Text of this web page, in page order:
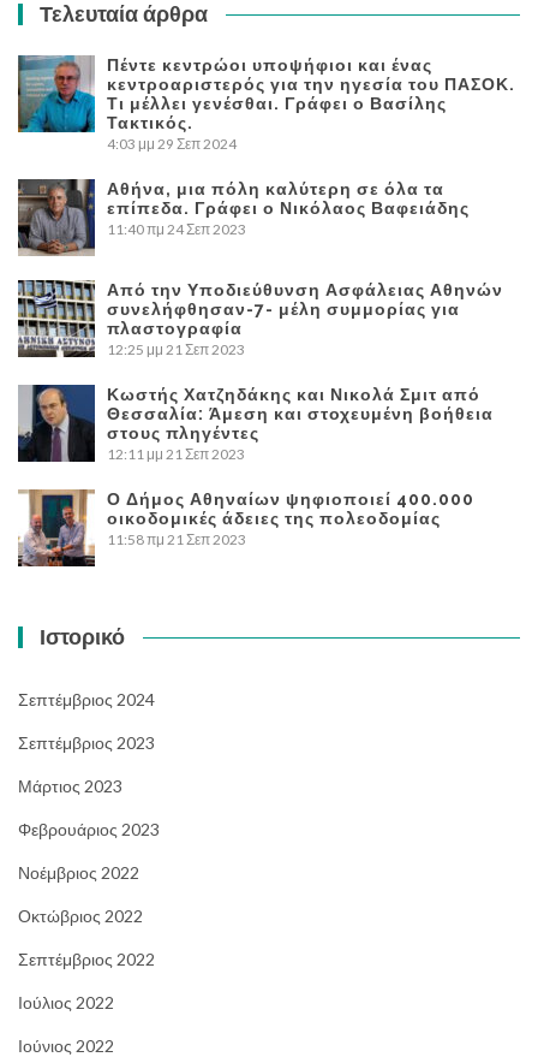
Τελευταία άρθρα
Πέντε κεντρώοι υποψήφιοι και ένας
κεντροαριστερός για την ηγεσία του ΠΑΣΟΚ.
Τι μέλλει γενέσθαι. Γράφει ο Βασίλης
Τακτικός.
4:03 μμ 29 Σεπ 2024
Αθήνα, μια πόλη καλύτερη σε όλα τα
επίπεδα. Γράφει ο Νικόλαος Βαφειάδης
11:40 πμ 24 Σεπ 2023
Από την Υποδιεύθυνση Ασφάλειας Αθηνών
συνελήφθησαν-7- μέλη συμμορίας για
πλαστογραφία
12:25 μμ 21 Σεπ 2023
Κωστής Χατζηδάκης και Νικολά Σμιτ από
Θεσσαλία: Άμεση και στοχευμένη βοήθεια
στους πληγέντες
12:11 μμ 21 Σεπ 2023
Ο Δήμος Αθηναίων ψηφιοποιεί 400.000
οικοδομικές άδειες της πολεοδομίας
11:58 πμ 21 Σεπ 2023
Ιστορικό
Σεπτέμβριος 2024
Σεπτέμβριος 2023
Μάρτιος 2023
Φεβρουάριος 2023
Νοέμβριος 2022
Οκτώβριος 2022
Σεπτέμβριος 2022
Ιούλιος 2022
Ιούνιος 2022